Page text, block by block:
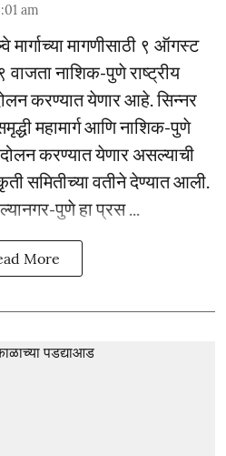
am
मागणीसाठी ९ ऑगस्ट
वाजता नाशिक-पुणे राष्ट्रीय
करण्यात येणार आहे. सिन्नर
महामार्ग आणि नाशिक-पुणे
करण्यात येणार असल्याची
समितीच्या वतीने देण्यात आली.
पुणे हा प्रस ...
More